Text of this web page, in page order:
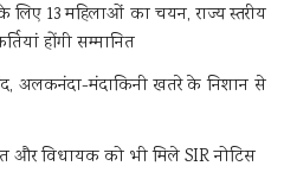
के लिए 13 महिलाओं का चयन, राज्य स्तरीय
होंगी सम्मानित
अलकनंदा-मंदाकिनी खतरे के निशान से
और विधायक को भी मिले SIR नोटिस